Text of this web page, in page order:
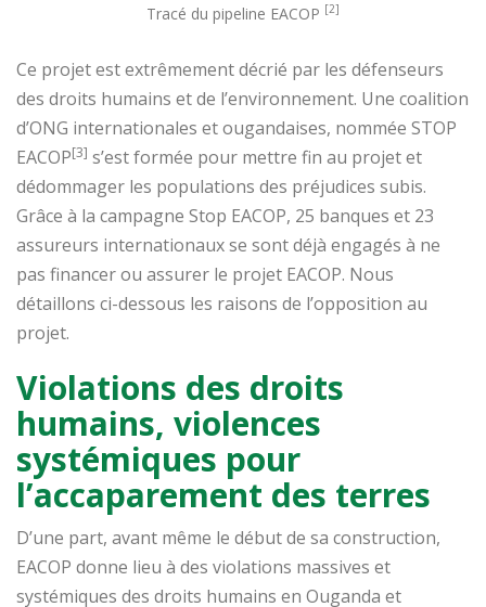
Tracé du pipeline EACOP [2]
Ce projet est extrêmement décrié par les défenseurs
des droits humains et de l’environnement. Une coalition
d’ONG internationales et ougandaises, nommée STOP
EACOP[3] s’est formée pour mettre fin au projet et
dédommager les populations des préjudices subis.
Grâce à la campagne Stop EACOP, 25 banques et 23
assureurs internationaux se sont déjà engagés à ne
pas financer ou assurer le projet EACOP. Nous
détaillons ci-dessous les raisons de l’opposition au
projet.
Violations des droits
humains, violences
systémiques pour
l’accaparement des terres
D’une part, avant même le début de sa construction,
EACOP donne lieu à des violations massives et
systémiques des droits humains en Ouganda et